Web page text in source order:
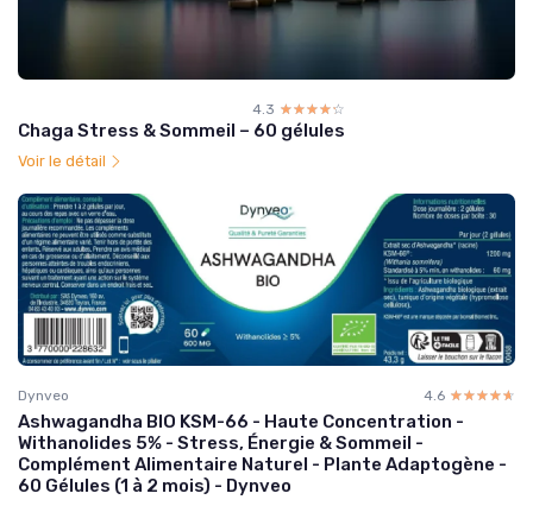
4.3 ☆☆☆☆☆
★★★★★
Chaga Stress & Sommeil – 60 gélules
Voir le détail
Dynveo 4.6 ☆☆☆☆☆
★★★★★
Ashwagandha BIO KSM-66 - Haute Concentration -
Withanolides 5% - Stress, Énergie & Sommeil -
Complément Alimentaire Naturel - Plante Adaptogène -
60 Gélules (1 à 2 mois) - Dynveo